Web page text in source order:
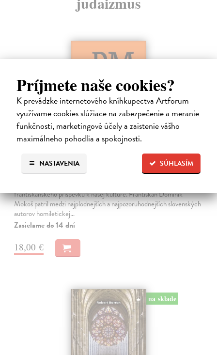
Príjmete naše cookies?
K prevádzke internetového kníhkupectva Artforum
využívame cookies slúžiace na zabezpečenie a meranie
funkčnosti, marketingové účely a zaistenie vášho
maximálneho pohodlia a spokojnosti.
SÚHLASÍM
NASTAVENIA
Dominik Mokoš OFM (1718-1776) a jeho
kazateľská tvorba
Škovierová Angela| Kniha
františkánskeho príspevku k našej kultúre. Františkán Dominik
Mokoš patril medzi najplodnejších a najpozoruhodnejších slovenských
autorov homiletickej…
Zasielame do 14 dní
18,00 €
na sklade